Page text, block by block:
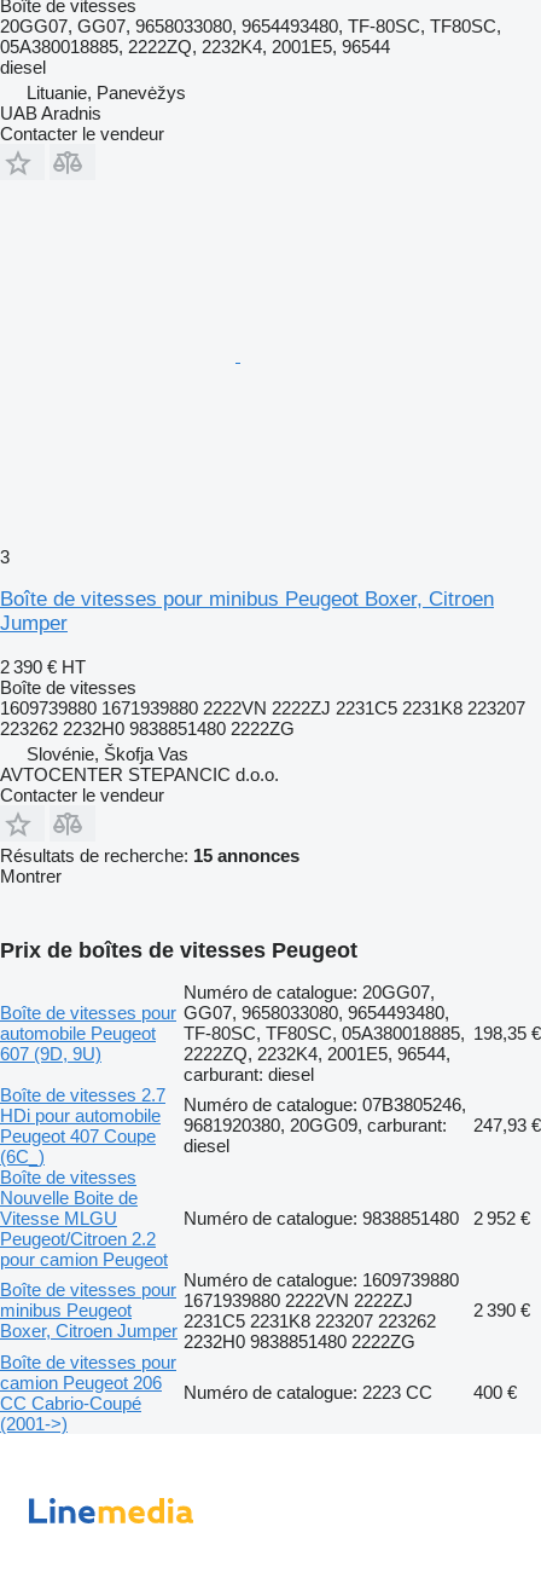
Boîte de vitesses
20GG07, GG07, 9658033080, 9654493480, TF-80SC, TF80SC,
05A380018885, 2222ZQ, 2232K4, 2001E5, 96544
diesel
Lituanie, Panevėžys
UAB Aradnis
Contacter le vendeur
3
Boîte de vitesses pour minibus Peugeot Boxer, Citroen
Jumper
2 390 € HT
Boîte de vitesses
1609739880 1671939880 2222VN 2222ZJ 2231C5 2231K8 223207
223262 2232H0 9838851480 2222ZG
Slovénie, Škofja Vas
AVTOCENTER STEPANCIC d.o.o.
Contacter le vendeur
Résultats de recherche: 15 annonces
Montrer
Prix de boîtes de vitesses Peugeot
Boîte de vitesses pour
automobile Peugeot
607 (9D, 9U)
Numéro de catalogue: 20GG07,
GG07, 9658033080, 9654493480,
TF-80SC, TF80SC, 05A380018885,
2222ZQ, 2232K4, 2001E5, 96544,
carburant: diesel
198,35 €
Boîte de vitesses 2.7
HDi pour automobile
Peugeot 407 Coupe
(6C_)
Numéro de catalogue: 07B3805246,
9681920380, 20GG09, carburant:
diesel
247,93 €
Boîte de vitesses
Nouvelle Boite de
Vitesse MLGU
Peugeot/Citroen 2.2
pour camion Peugeot
Numéro de catalogue: 9838851480 2 952 €
Boîte de vitesses pour
minibus Peugeot
Boxer, Citroen Jumper
Numéro de catalogue: 1609739880
1671939880 2222VN 2222ZJ
2231C5 2231K8 223207 223262
2232H0 9838851480 2222ZG
2 390 €
Boîte de vitesses pour
camion Peugeot 206
CC Cabrio-Coupé
(2001->)
Numéro de catalogue: 2223 CC 400 €